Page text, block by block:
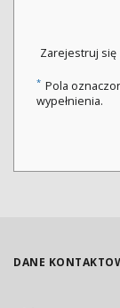
Zarejestruj się
* Pola
wypełnienia.
DANE